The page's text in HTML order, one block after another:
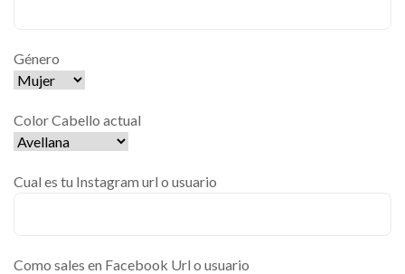
Género
Color Cabello actual
Cual es tu Instagram url o usuario
Como sales en Facebook Url o usuario